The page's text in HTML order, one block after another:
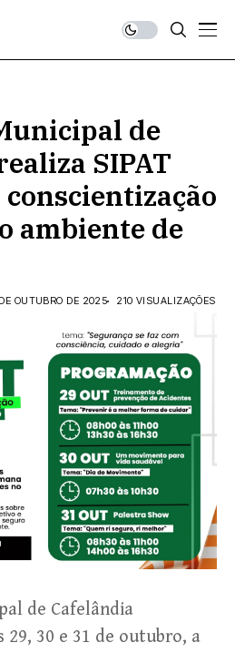
de
SIPAT
conscientização
ambiente de
OUTUBRO DE 2025 210 VISUALIZAÇÕES
de Cafelândia
29, 30 e 31 de outubro, a